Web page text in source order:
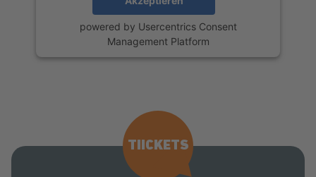
powered by Usercentrics Consent
Management Platform
TIICKETS